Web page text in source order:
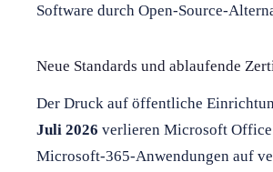
Software durch Open-Source-
Neue Standards und ablaufende
Der Druck auf öffentliche
Juli 2026 verlieren Microsoft Office
Microsoft-365-Anwendungen auf